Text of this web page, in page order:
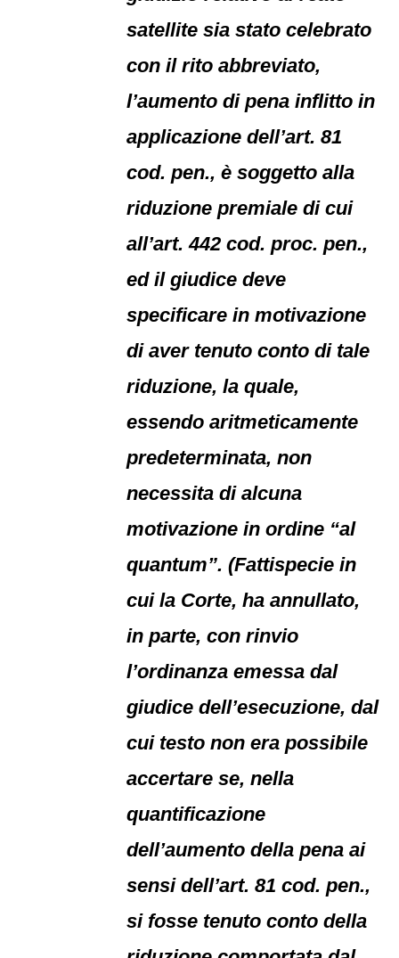
satellite sia stato celebrato
con il rito abbreviato,
l’aumento di pena inflitto in
applicazione dell’art. 81
cod. pen., è soggetto alla
riduzione premiale di cui
all’art. 442 cod. proc. pen.,
ed il giudice deve
specificare in motivazione
di aver tenuto conto di tale
riduzione, la quale,
essendo aritmeticamente
predeterminata, non
necessita di alcuna
motivazione in ordine “al
quantum”. (Fattispecie in
cui la Corte, ha annullato,
in parte, con rinvio
l’ordinanza emessa dal
giudice dell’esecuzione, dal
cui testo non era possibile
accertare se, nella
quantificazione
dell’aumento della pena ai
sensi dell’art. 81 cod. pen.,
si fosse tenuto conto della